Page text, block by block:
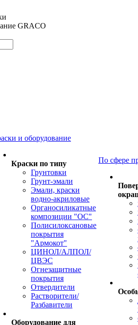
GRACO
и оборудование
Краски по типу
Грунтовки
Грунт-эмали
Эмали, краски
водно-акриловые
Органосиликатные
композиции "ОС"
Полисилоксановые
покрытия
"Армокот"
ЦИНОЛ/АЛПОЛ/
ЦВЭС
Огнезащитные
покрытия
Отвердители
Растворители/
Разбавители
Оборудование для
По сфере